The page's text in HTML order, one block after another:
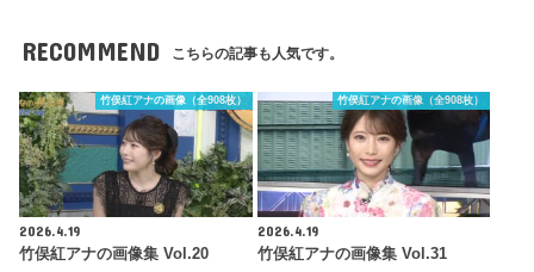
RECOMMEND こちらの記事も人気です。
竹俣紅アナの画像（全908枚）
2026.4.19
竹俣紅アナの画像集 Vol.20
竹俣紅アナの画像（全908枚）
2026.4.19
竹俣紅アナの画像集 Vol.31